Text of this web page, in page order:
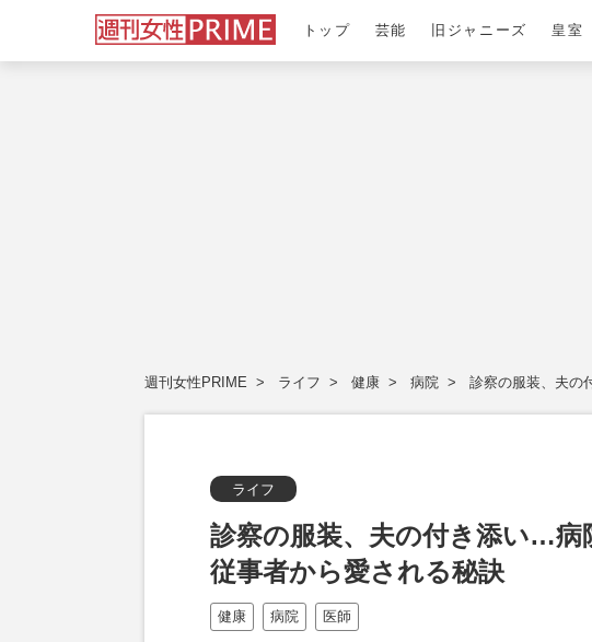
トップ 芸能 旧ジャニーズ 皇室
週刊女性PRIME ライフ 健康 病院 診察の服装、夫の
ライフ
診察の服装、夫の付き添い…病
従事者から愛される秘訣
健康 病院 医師